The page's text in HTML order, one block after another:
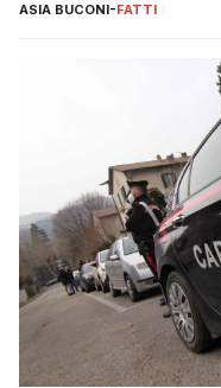
ASIA BUCONI-FATTI